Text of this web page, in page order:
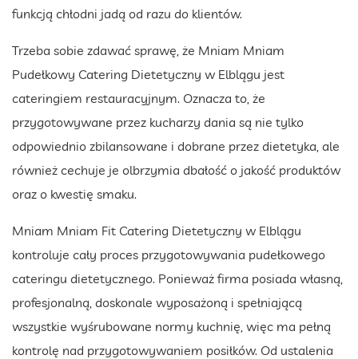
funkcją chłodni jadą od razu do klientów.
Trzeba sobie zdawać sprawę, że Mniam Mniam
Pudełkowy Catering Dietetyczny w Elblągu jest
cateringiem restauracyjnym. Oznacza to, że
przygotowywane przez kucharzy dania są nie tylko
odpowiednio zbilansowane i dobrane przez dietetyka, ale
również cechuje je olbrzymia dbałość o jakość produktów
oraz o kwestię smaku.
Mniam Mniam Fit Catering Dietetyczny w Elblągu
kontroluje cały proces przygotowywania pudełkowego
cateringu dietetycznego. Ponieważ firma posiada własną,
profesjonalną, doskonale wyposażoną i spełniającą
wszystkie wyśrubowane normy kuchnię, więc ma pełną
kontrolę nad przygotowywaniem posiłków. Od ustalenia